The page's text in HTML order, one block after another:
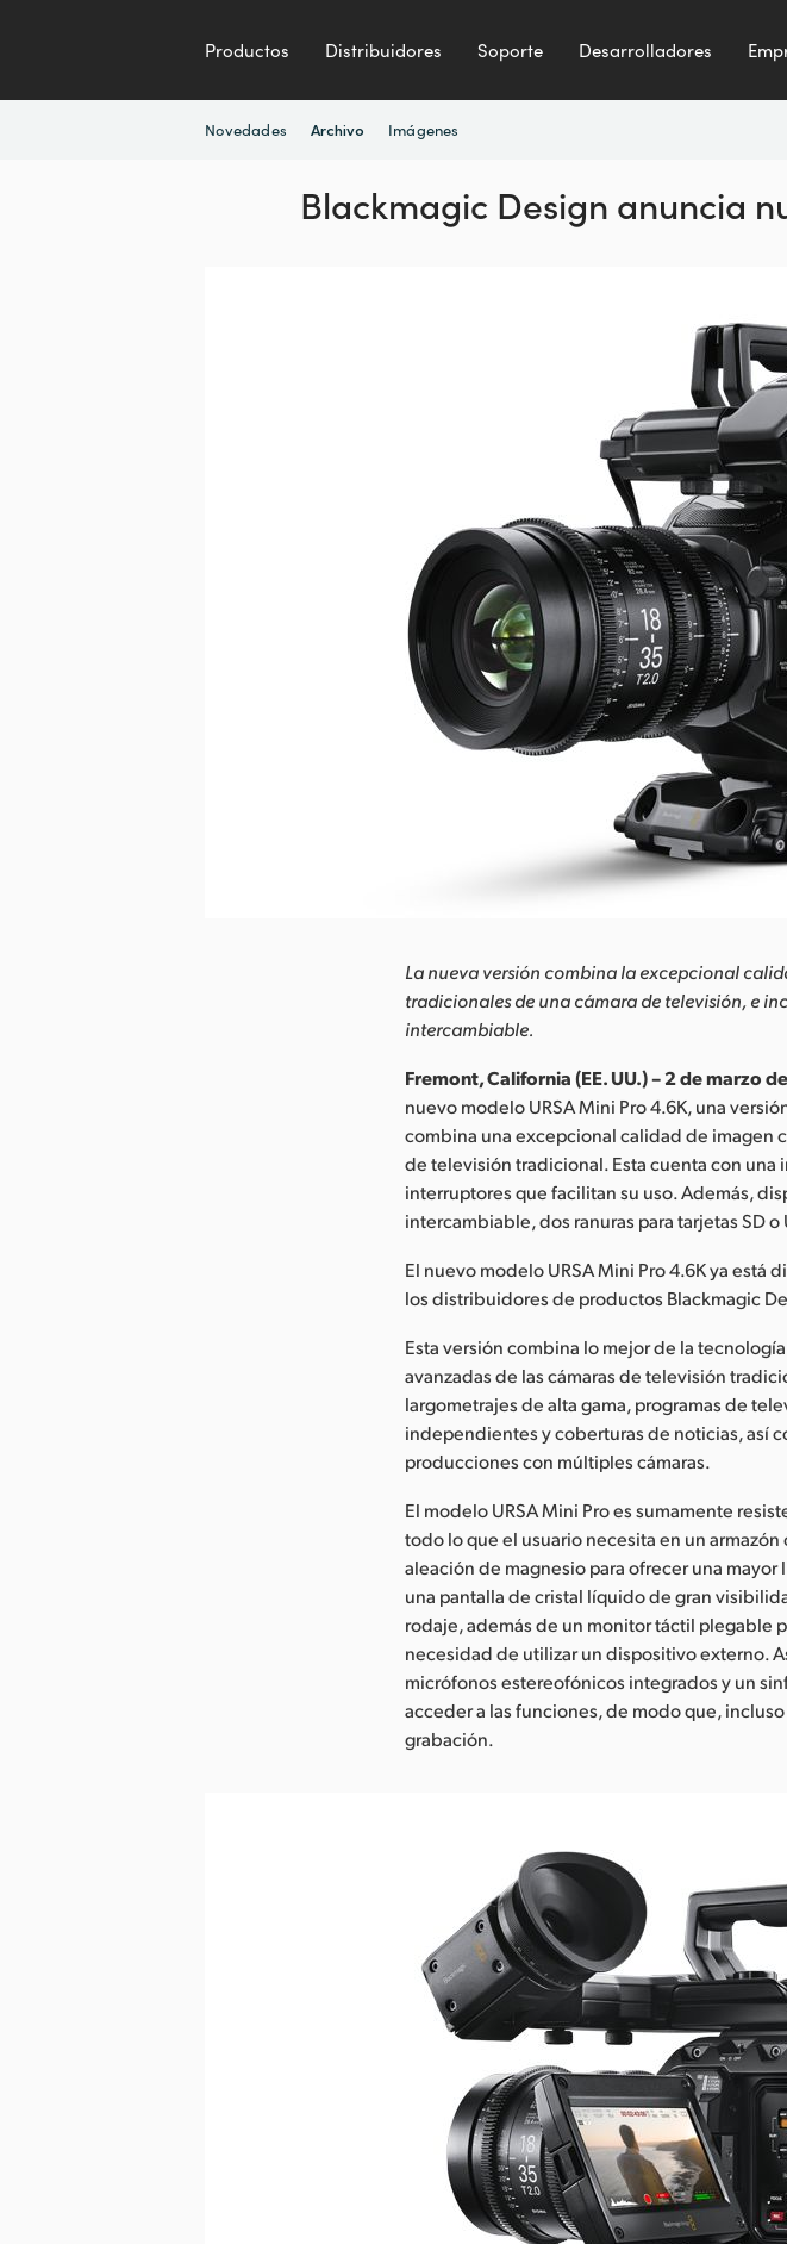
Productos Distribuidores Soporte Desarrolladores
Novedades Archivo Imágenes
Blackmagic Design anuncia
La nueva versión combina la excepcional
tradicionales de una cámara de televisión, e
intercambiable.
Fremont, California (EE. UU.) – 2 de marzo
nuevo modelo URSA Mini Pro 4.6K, una
combina una excepcional calidad de imagen
de televisión tradicional. Esta cuenta con
interruptores que facilitan su uso. Además,
intercambiable, dos ranuras para tarjetas SD
El nuevo modelo URSA Mini Pro 4.6K ya
los distribuidores de productos Blackmagic
Esta versión combina lo mejor de la
avanzadas de las cámaras de televisión
largometrajes de alta gama, programas de
independientes y coberturas de noticias, así
producciones con múltiples cámaras.
El modelo URSA Mini Pro es sumamente
todo lo que el usuario necesita en un
aleación de magnesio para ofrecer una
una pantalla de cristal líquido de gran
rodaje, además de un monitor táctil plegable
necesidad de utilizar un dispositivo externo.
micrófonos estereofónicos integrados y un
acceder a las funciones, de modo que,
grabación.